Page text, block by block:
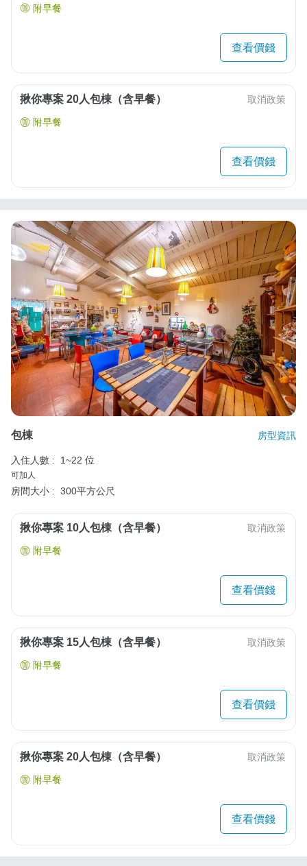
附早餐
查看價錢
揪你專案 20人包棟（含早餐） 取消政策
附早餐
查看價錢
包棟 房型資訊
入住人數 : 1~22 位
可加人
房間大小 : 300平方公尺
揪你專案 10人包棟（含早餐） 取消政策
附早餐
查看價錢
揪你專案 15人包棟（含早餐） 取消政策
附早餐
查看價錢
揪你專案 20人包棟（含早餐） 取消政策
附早餐
查看價錢